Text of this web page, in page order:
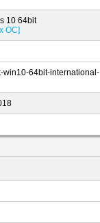
10 64bit
ОС]
64bit-international-